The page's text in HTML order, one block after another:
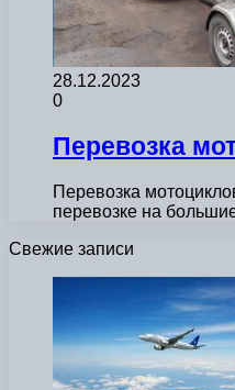
28.12.2023
0
Перевозка
Перевозка
перевозке на
Свежие записи